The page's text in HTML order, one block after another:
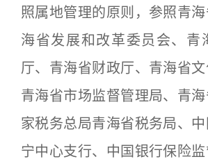
照属地管理的原则，参照青
海省发展和改革委员会、青
厅、青海省财政厅、青海省文
青海省市场监督管理局、青
家税务总局青海省税务局、
宁中心支行、中国银行保险